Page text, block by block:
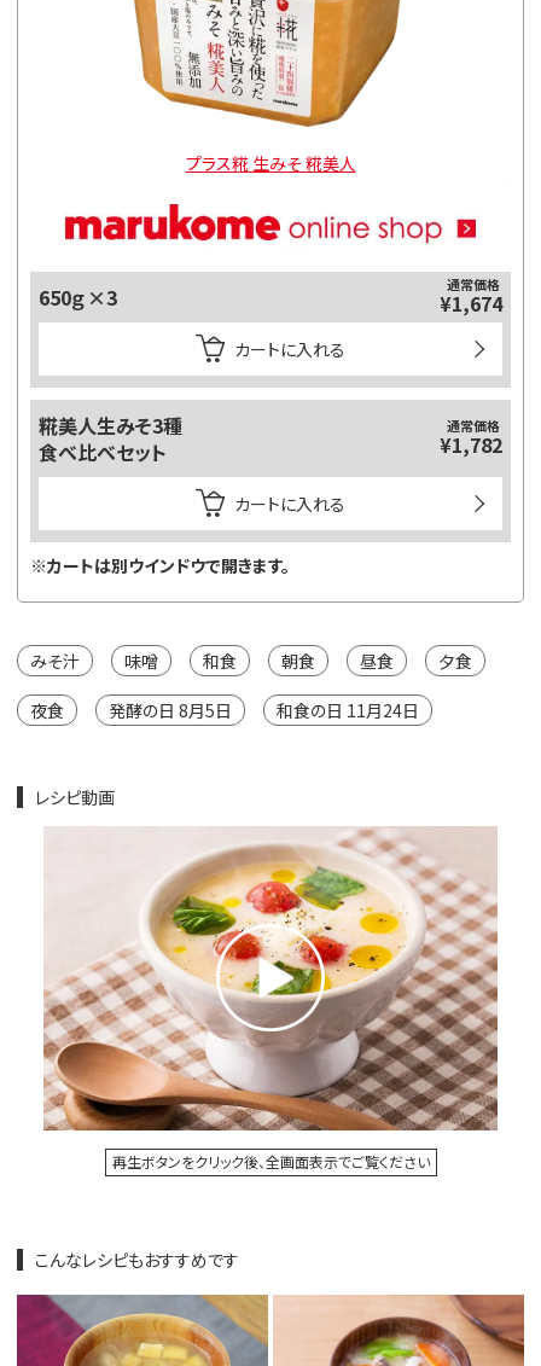
プラス糀 生みそ 糀美人
650ｇ×3 通常価格
¥1,674
カートに入れる
糀美人生みそ3種
食べ比べセット
通常価格
¥1,782
カートに入れる
※カートは別ウインドウで開きます。
みそ汁 味噌 和食 朝食 昼食 夕食
夜食 発酵の日 8月5日 和食の日 11月24日
レシピ動画
再生ボタンをクリック後、全画面表示でご覧ください
こんなレシピもおすすめです